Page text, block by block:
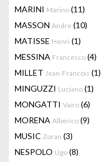
MARINI Marino (11)
MASSON Andre (10)
MATISSE Henri (1)
MESSINA Francesco (4)
MILLET Jean-Francois (1)
MINGUZZI Luciano (1)
MONGATTI Vairo (6)
MORENA Alberico (9)
MUSIC Zoran (3)
NESPOLO Ugo (8)